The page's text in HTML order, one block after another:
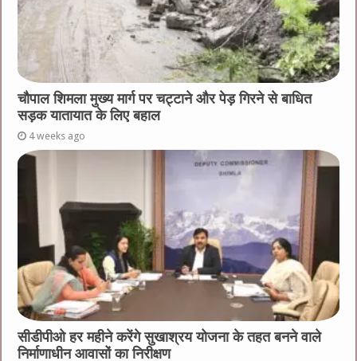
चौपाल शिमला मुख्य मार्ग पर चट्टाने और पेड़ गिरने से बाधित
सड़क यातायात के लिए बहाल
4 weeks ago
सीडीपीओ हर महीने करेंगे सुखाश्रय योजना के तहत बनने वाले
निर्माणाधीन आवासों का निरीक्षण